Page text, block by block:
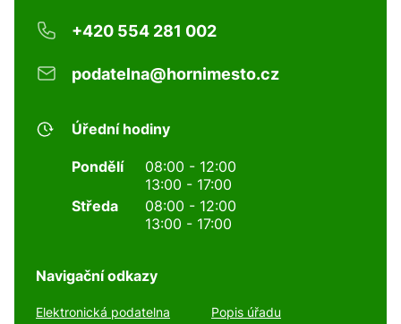
+420 554 281 002
podatelna@hornimesto.cz
Úřední hodiny
Pondělí
08:00 - 12:00
13:00 - 17:00
Středa
08:00 - 12:00
13:00 - 17:00
Navigační odkazy
Elektronická podatelna Popis úřadu